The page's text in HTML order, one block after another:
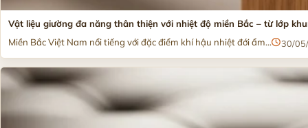
Vật liệu giường đa năng thân thiện với nhiệt độ miền Bắc – từ lớp
Miền Bắc Việt Nam nổi tiếng với đặc điểm khí hậu nhiệt đới ẩm...
30/